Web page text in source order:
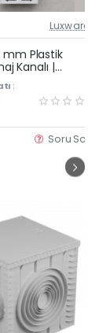
Güncel Fiyat
Yeni Ürün
Luxwares
mm Plastik
Kanalı |
ve Havuz
:
Soru Sor